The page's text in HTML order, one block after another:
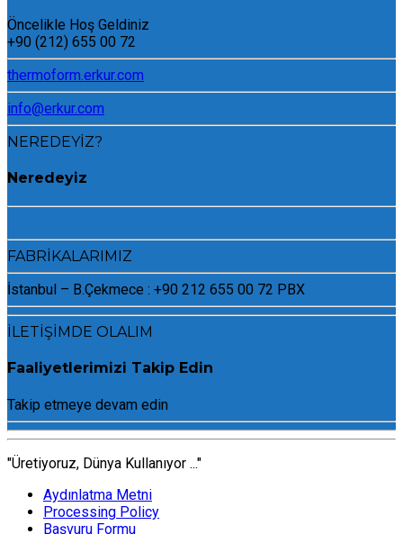
Öncelikle Hoş Geldiniz
+90 (212) 655 00 72
thermoform.erkur.com
info@erkur.com
NEREDEYİZ?
Neredeyiz
FABRİKALARIMIZ
İstanbul – B.Çekmece : +90 212 655 00 72 PBX
İLETİŞİMDE OLALIM
Faaliyetlerimizi Takip Edin
Takip etmeye devam edin
"Üretiyoruz, Dünya Kullanıyor ..."
Aydınlatma Metni
Processing Policy
Başvuru Formu